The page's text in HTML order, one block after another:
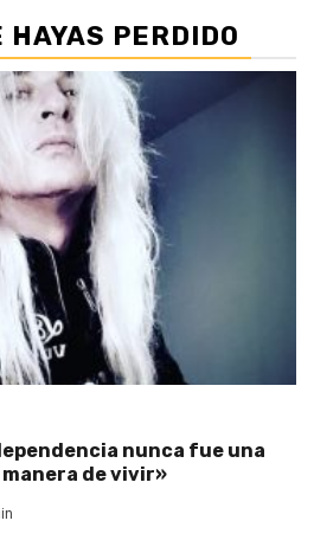
HAYAS PERDIDO
nunca fue una
de vivir»